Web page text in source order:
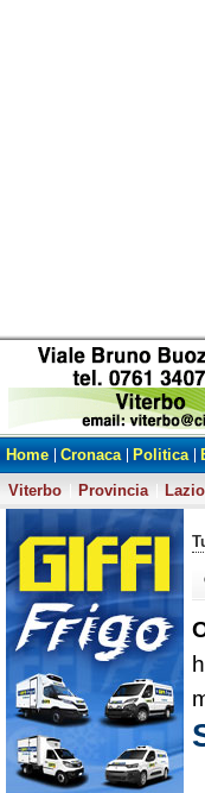
Home Cronaca Politica
Viterbo
Provincia Lazio